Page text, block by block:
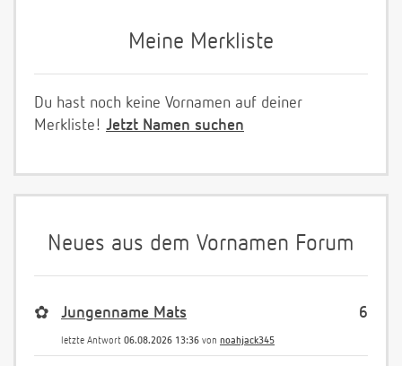
Meine Merkliste
Du hast noch keine Vornamen auf deiner
Merkliste! Jetzt Namen suchen
Neues aus dem Vornamen Forum
6
✿ Jungenname Mats
letzte Antwort 06.08.2026 13:36 von noahjack345